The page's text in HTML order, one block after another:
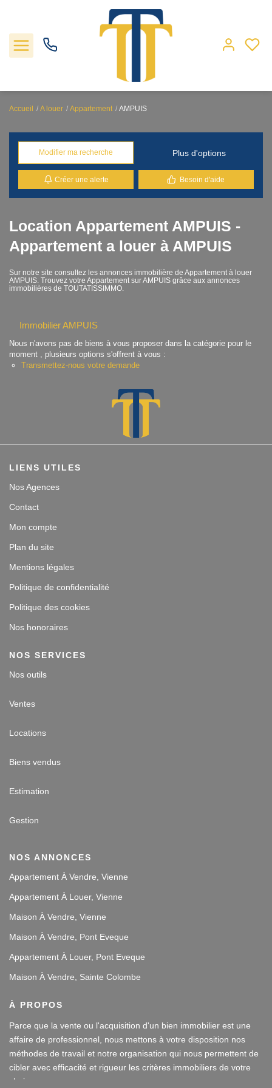
Locations
Gestion
Nos agences
Estimation
Contact
Accès clients
Accueil A louer Appartement AMPUIS
Modifier ma recherche Plus d'options
Créer une alerte Besoin d'aide
Location Appartement AMPUIS -
Appartement a louer à AMPUIS
Sur notre site consultez les annonces immobilière de Appartement à louer
AMPUIS. Trouvez votre Appartement sur AMPUIS grâce aux annonces
immobilières de TOUTATISSIMMO.
Immobilier AMPUIS
Nous n'avons pas de biens à vous proposer dans la catégorie pour le
moment , plusieurs options s'offrent à vous :
Transmettez-nous votre demande
LIENS UTILES
Nos Agences
Contact
Mon compte
Plan du site
Mentions légales
Politique de confidentialité
Politique des cookies
Nos honoraires
NOS SERVICES
Nos outils
Ventes
Locations
Biens vendus
Estimation
Gestion
NOS ANNONCES
Appartement À Vendre, Vienne
Appartement À Louer, Vienne
Maison À Vendre, Vienne
Maison À Vendre, Pont Eveque
Appartement À Louer, Pont Eveque
Maison À Vendre, Sainte Colombe
À PROPOS
Parce que la vente ou l'acquisition d'un bien immobilier est une
affaire de professionnel, nous mettons à votre disposition nos
méthodes de travail et notre organisation qui nous permettent de
cibler avec efficacité et rigueur les critères immobiliers de votre
choix.